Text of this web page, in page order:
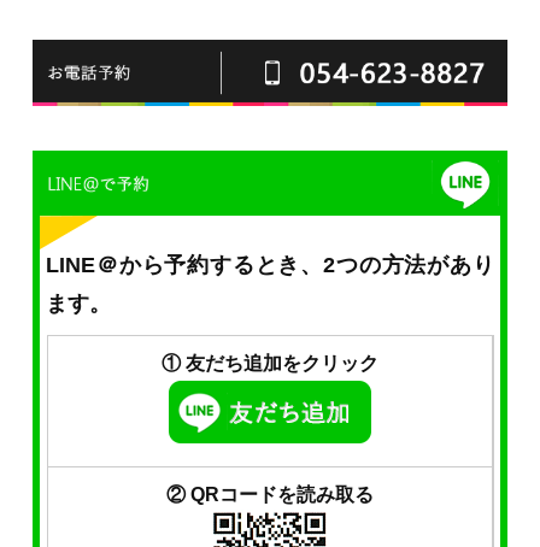
LINE＠から予約するとき、2つの方法があり
ます。
① 友だち追加をクリック
② QRコードを読み取る